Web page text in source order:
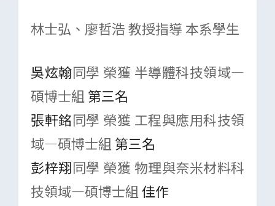
林士弘、廖哲浩 教授指導 本系學生
吳炫翰同學 榮獲 半導體科技領域—
碩博士組 第三名
張軒銘同學 榮獲 工程與應用科技領
域—碩博士組 第三名
彭梓翔同學 榮獲 物理與奈米材料科
技領域—碩博士組 佳作